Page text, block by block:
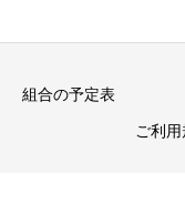
組合の予定表
ご利